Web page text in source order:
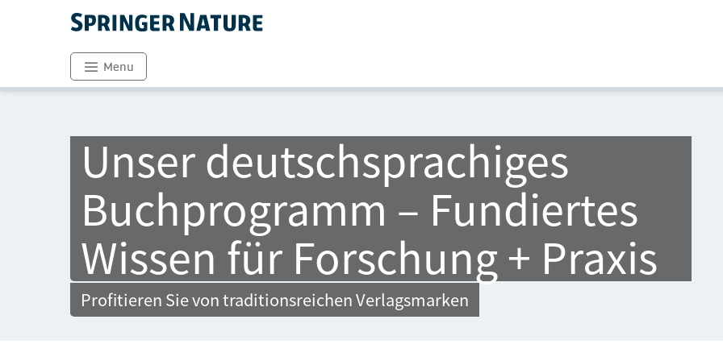
Menu
Unser deutschsprachiges
Buchprogramm – Fundiertes
Wissen für Forschung + Praxis
Profitieren Sie von traditionsreichen Verlagsmarken